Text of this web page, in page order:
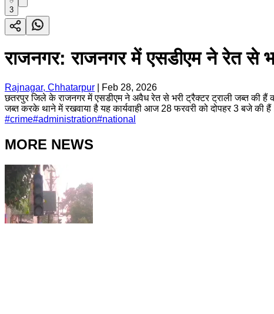
3
राजनगर: राजनगर में एसडीएम ने रेत से
Rajnagar, Chhatarpur
Feb 28, 2026
छतरपुर जिले के राजनगर में एसडीएम ने अवैध रेत से भरी ट्रैक्टर ट्राली जब्त की हैं
जब्त करके थाने में रखवाया है यह कार्यवाही आज 28 फरवरी को दोपहर 3 बजे की हैं
#crime#administration#national
MORE NEWS